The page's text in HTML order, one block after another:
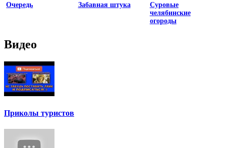
Очередь Забавная штука
Суровые
челябинские
огороды
Видео
Приколы туристов